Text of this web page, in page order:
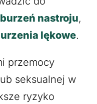
nastroju,
lękowe.
przemocy
seksualnej w
ryzyko